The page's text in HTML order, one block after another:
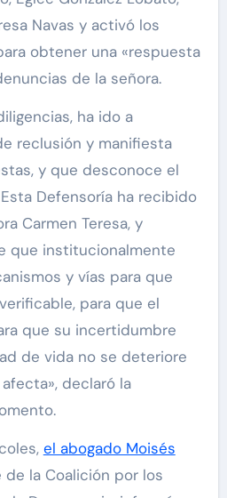
Navas y activó los
obtener una «respuesta
de la señora.
ha ido a
reclusión y manifiesta
y que desconoce el
Defensoría ha recibido
Carmen Teresa, y
que institucionalmente
y vías para que
para que el
que su incertidumbre
de vida no se deteriore
declaró la
el abogado Moisés
de la Coalición por los